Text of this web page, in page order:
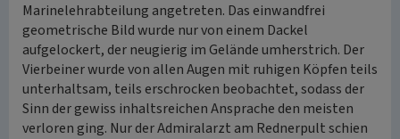
Marinelehrabteilung angetreten. Das einwandfrei
geometrische Bild wurde nur von einem Dackel
aufgelockert, der neugierig im Gelände umherstrich. Der
Vierbeiner wurde von allen Augen mit ruhigen Köpfen teils
unterhaltsam, teils erschrocken beobachtet, sodass der
Sinn der gewiss inhaltsreichen Ansprache den meisten
verloren ging. Nur der Admiralarzt am Rednerpult schien